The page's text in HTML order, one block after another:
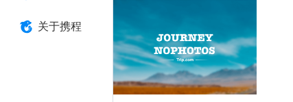
关于携程